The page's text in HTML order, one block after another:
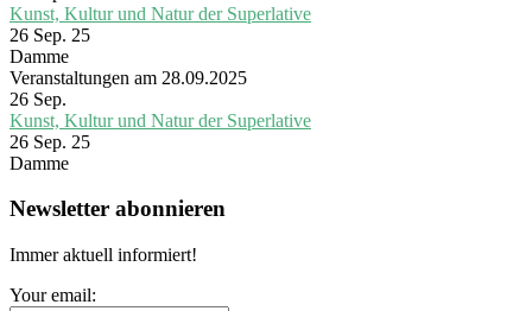
Kunst, Kultur und Natur der Superlative
26 Sep. 25
Damme
Veranstaltungen am 28.09.2025
26 Sep.
Kunst, Kultur und Natur der Superlative
26 Sep. 25
Damme
Newsletter abonnieren
Immer aktuell informiert!
Your email: